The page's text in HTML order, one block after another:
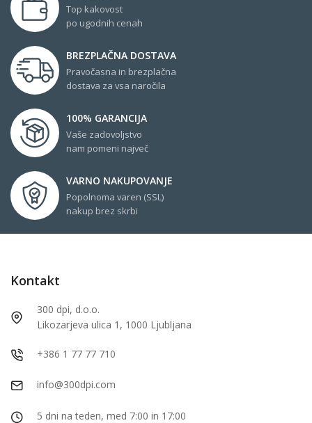
Top kakovost
po ugodnih cenah
BREZPLAČNA DOSTAVA
Pravočasna in brezplačna
dostava za vsa naročila
100% GARANCIJA
Vaše zadovoljstvo
nam pomeni največ
VARNO NAKUPOVANJE
Popolnoma varen (SSL)
nakup brez skrbi
Kontakt
300 dpi, d.o.o.
Likozarjeva ulica 1, 1000 Ljubljana
+386 1 77 77 710
info@300dpi.com
5 dni na teden, med 7:00 in 17:00